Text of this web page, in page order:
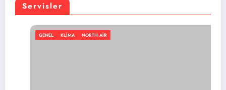
Servisler
NORTH AIR